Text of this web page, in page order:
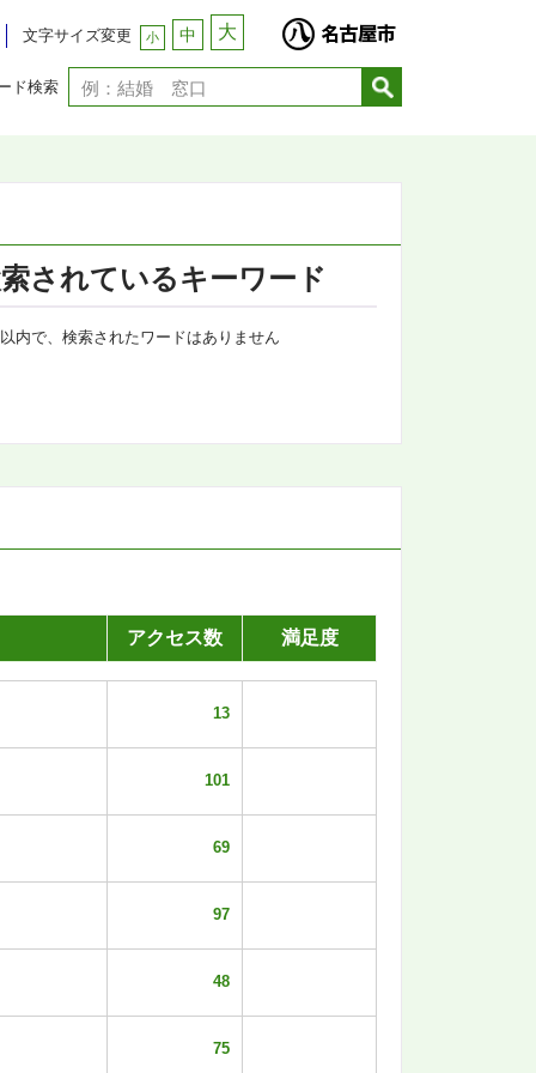
文字サイズ変更 小 中 大
ド検索
されているキーワード
内で、検索されたワードはありません
アクセス数 満足度
13
101
69
97
48
75